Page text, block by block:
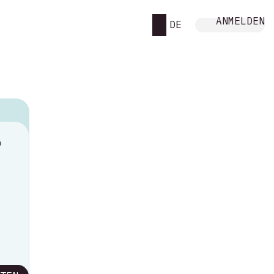
DE ANMELDEN